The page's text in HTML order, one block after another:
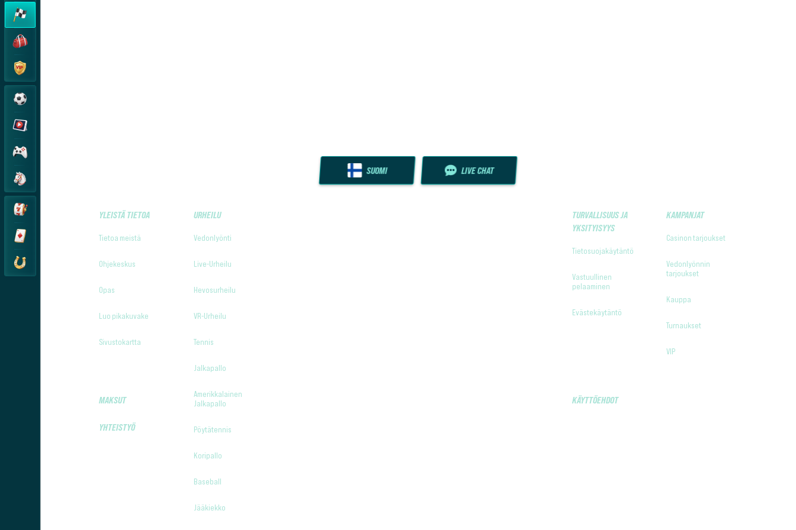
SUOMI LIVE CHAT
YLEISTÄ TIETOA
Tietoa meistä
Ohjekeskus
Opas
Luo pikakuvake
Sivustokartta
URHEILU
Vedonlyönti
Live-Urheilu
Hevosurheilu
VR-Urheilu
Tennis
Jalkapallo
Amerikkalainen
Jalkapallo
Pöytätennis
Koripallo
Baseball
Jääkiekko
TURVALLISUUS JA
YKSITYISYYS
Tietosuojakäytäntö
Vastuullinen
pelaaminen
Evästekäytäntö
KÄYTTÖEHDOT
KAMPANJAT
Casinon tarjoukset
Vedonlyönnin
tarjoukset
Kauppa
Turnaukset
VIP
MAKSUT
YHTEISTYÖ